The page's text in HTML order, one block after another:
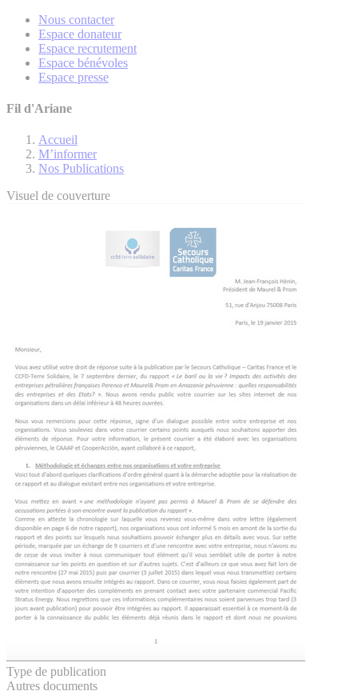
Nous contacter
Espace donateur
Espace recrutement
Espace bénévoles
Espace presse
Fil d'Ariane
Accueil
M’informer
Nos Publications
Visuel de couverture
Type de publication
Autres documents